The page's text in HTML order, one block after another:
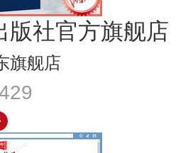
版社官方旗舰店
旗舰店